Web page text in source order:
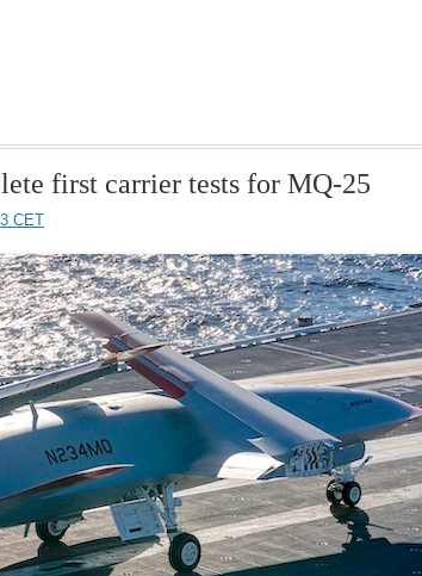
first carrier tests for MQ-25
CET